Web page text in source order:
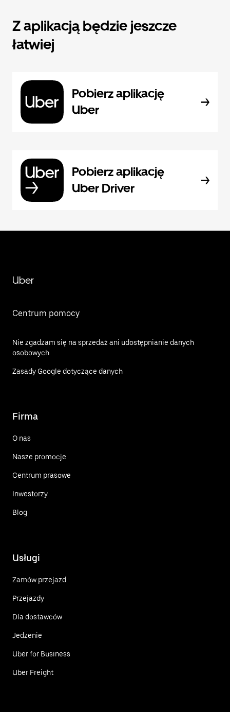
Z aplikacją będzie jeszcze
łatwiej
Pobierz aplikację
Uber
Pobierz aplikację
Uber Driver
Uber
Centrum pomocy
Nie zgadzam się na sprzedaż ani udostępnianie danych
osobowych
Zasady Google dotyczące danych
Firma
O nas
Nasze promocje
Centrum prasowe
Inwestorzy
Blog
Usługi
Zamów przejazd
Przejazdy
Dla dostawców
Jedzenie
Uber for Business
Uber Freight